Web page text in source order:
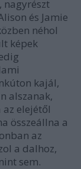
nagyrészt
és Jamie
néhol
képek
kajál,
alszanak,
elejétől
összeállna a
az
a dalhoz,
sem.